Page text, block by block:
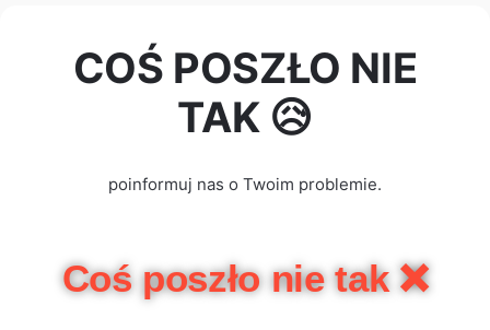
COŚ POSZŁO NIE
TAK 😥
poinformuj nas o Twoim problemie.
Coś poszło nie tak ❌